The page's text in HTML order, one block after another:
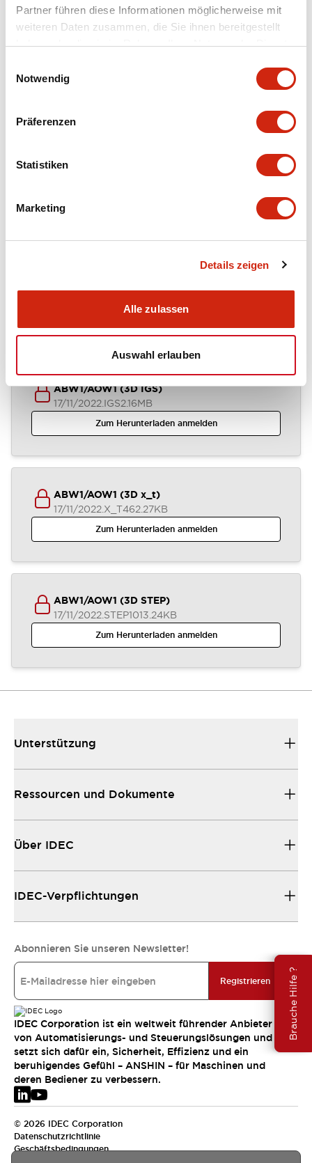
Partner führen diese Informationen möglicherweise mit
weiteren Daten zusammen, die Sie ihnen bereitgestellt
haben oder die sie im Rahmen Ihrer Nutzung der Dienste
Notwendig
Präferenzen
Statistiken
Marketing
Details zeigen
Alle zulassen
Auswahl erlauben
Brauche Hilfe ?
Environmental Specifications
Mechanical Specifications
Mounting and Installation Specifications
Dokumente und Dateien
CAD-Dateien
ABW1/AOW1 (3D IGS)
17/11/2022.IGS2.16MB
Zum Herunterladen anmelden
ABW1/AOW1 (3D x_t)
17/11/2022.X_T462.27KB
Zum Herunterladen anmelden
ABW1/AOW1 (3D STEP)
17/11/2022.STEP1013.24KB
Zum Herunterladen anmelden
Unterstützung
Ressourcen und Dokumente
Über IDEC
IDEC-Verpflichtungen
Abonnieren Sie unseren Newsletter!
Registrieren
IDEC Corporation ist ein weltweit führender Anbieter
von Automatisierungs- und Steuerungslösungen und
setzt sich dafür ein, Sicherheit, Effizienz und ein
beruhigendes Gefühl – ANSHIN – für Maschinen und
deren Bediener zu verbessern.
© 2026 IDEC Corporation
Datenschutzrichtlinie
Geschäftsbedingungen